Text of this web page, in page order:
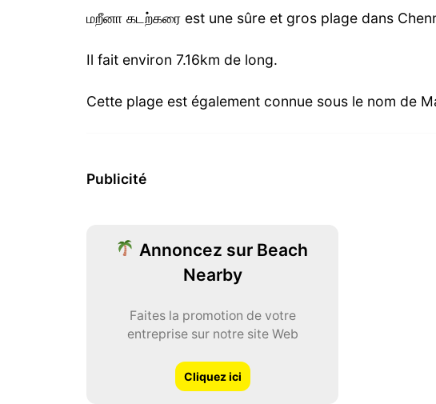
மறீனா கடற்கரை est une sûre et gros plage dans
Il fait environ 7.16km de long.
Cette plage est également connue sous le nom de
Publicité
Annoncez sur Beach
Nearby
Faites la promotion de votre
entreprise sur notre site Web
Cliquez ici